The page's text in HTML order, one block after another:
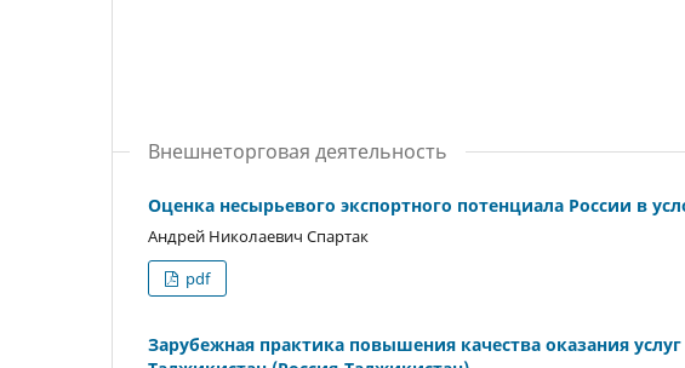
Внешнеторговая деятельность
Оценка несырьевого экспортного потенциала России в
Андрей Николаевич Спартак
pdf
Зарубежная практика повышения качества оказания